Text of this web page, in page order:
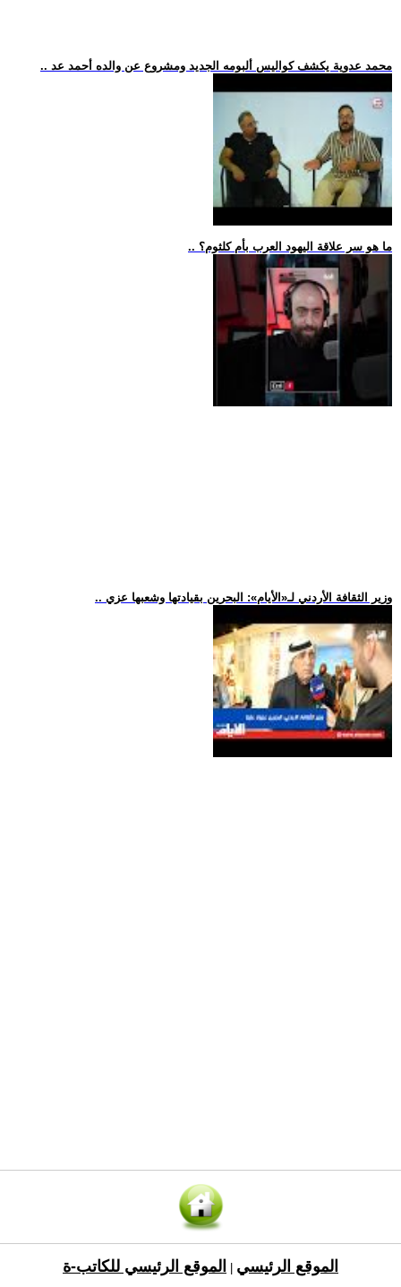
.. محمد عدوية يكشف كواليس ألبومه الجديد ومشروع عن والده أحمد عد
.. ما هو سر علاقة اليهود العرب بأم كلثوم؟
.. وزير الثقافة الأردني لـ«الأيام»: البحرين بقيادتها وشعبها عزي
الموقع الرئيسي الموقع الرئيسي للكاتب-ة